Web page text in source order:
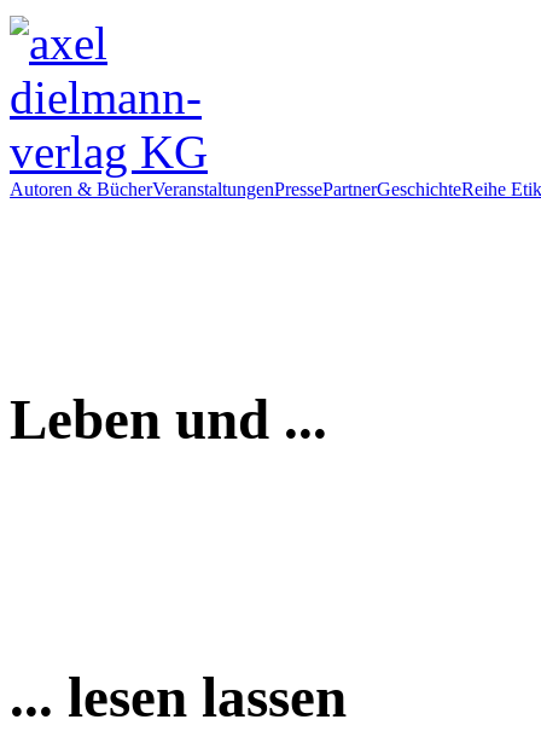
Autoren & BücherVeranstaltungenPressePartnerGeschichteReihe
Leben und ...
... lesen lassen